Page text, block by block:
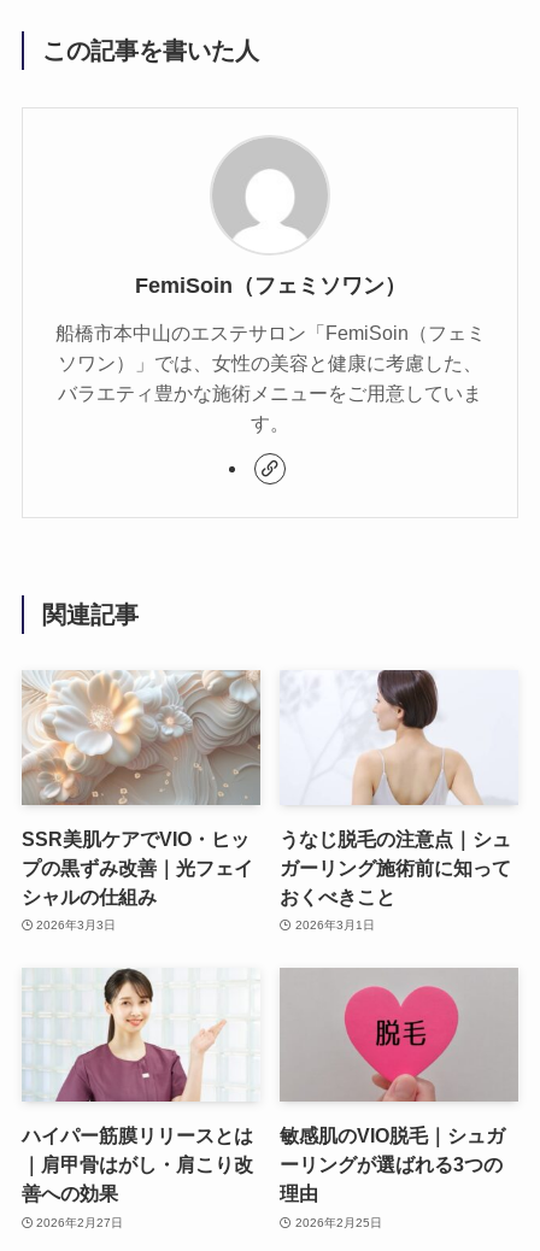
この記事を書いた人
FemiSoin（フェミソワン）
船橋市本中山のエステサロン「FemiSoin（フェミ
ソワン）」では、女性の美容と健康に考慮した、
バラエティ豊かな施術メニューをご用意していま
す。
関連記事
SSR美肌ケアでVIO・ヒッ
プの黒ずみ改善｜光フェイ
シャルの仕組み
2026年3月3日
うなじ脱毛の注意点｜シュ
ガーリング施術前に知って
おくべきこと
2026年3月1日
ハイパー筋膜リリースとは
｜肩甲骨はがし・肩こり改
善への効果
2026年2月27日
敏感肌のVIO脱毛｜シュガ
ーリングが選ばれる3つの
理由
2026年2月25日